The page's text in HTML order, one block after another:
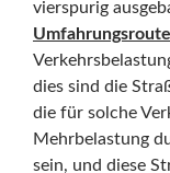
vierspurig
dies sind die
die für solche
Mehrbelastung
sein, und diese